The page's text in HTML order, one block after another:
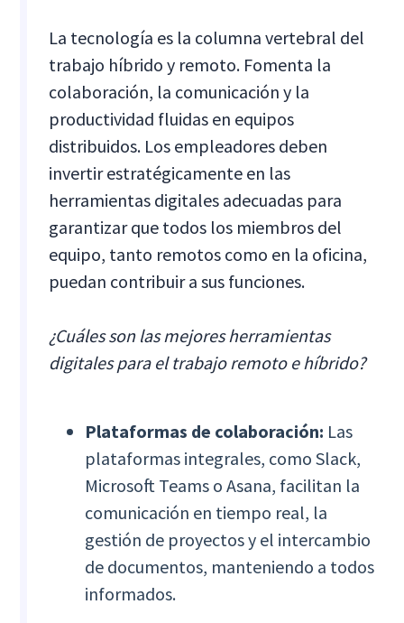
La tecnología es la columna vertebral del
trabajo híbrido y remoto. Fomenta la
colaboración, la comunicación y la
productividad fluidas en equipos
distribuidos. Los empleadores deben
invertir estratégicamente en las
herramientas digitales adecuadas para
garantizar que todos los miembros del
equipo, tanto remotos como en la oficina,
puedan contribuir a sus funciones.
¿Cuáles son las mejores herramientas
digitales para el trabajo remoto e híbrido?
Plataformas de colaboración: Las
plataformas integrales, como Slack,
Microsoft Teams o Asana, facilitan la
comunicación en tiempo real, la
gestión de proyectos y el intercambio
de documentos, manteniendo a todos
informados.